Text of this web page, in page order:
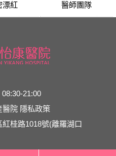
漂紅 醫師團隊
21:00
醫院 隱私政策
桂路1018號(離羅湖口